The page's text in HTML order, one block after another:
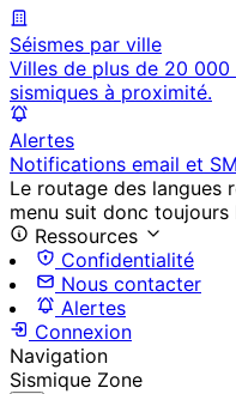
Séismes par ville
Villes de plus de 20
sismiques à proximité.
Alertes
Notifications email et
Le routage des langues
menu suit donc
Ressources
Confidentialité
Nous contacter
Alertes
Connexion
Navigation
Sismique Zone